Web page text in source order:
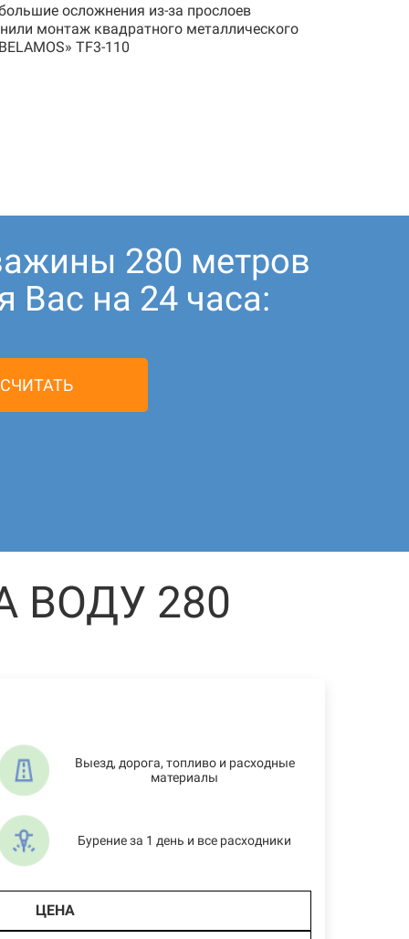
осложнения из-за прослоев
монтаж квадратного металлического
TF3-110
280 метров
Вас на 24 часа:
ВОДУ 280
Выезд, дорога, топливо и расходные
материалы
Бурение за 1 день и все расходники
ЦЕНА